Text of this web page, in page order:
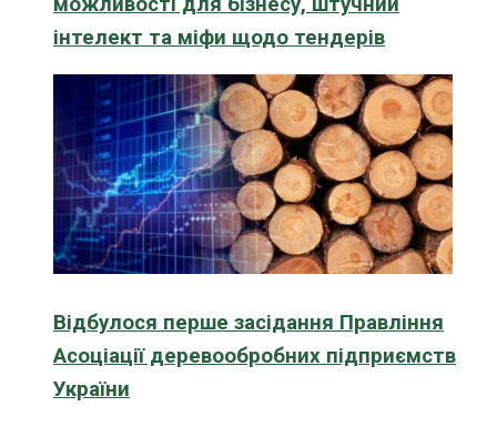
інтелект та міфи щодо тендерів
Відбулося перше засідання Правління
Асоціації деревообробних підприємств
України